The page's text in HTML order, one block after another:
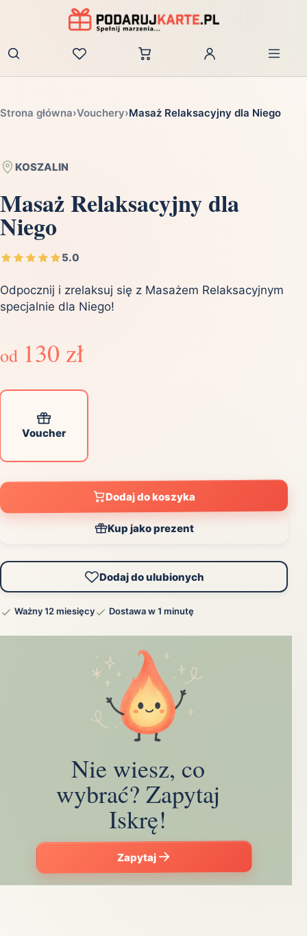
Zaloguj
Strona główna›Vouchery›Masaż Relaksacyjny dla Niego
KOSZALIN
Masaż Relaksacyjny dla
Niego
5.0
Odpocznij i zrelaksuj się z Masażem Relaksacyjnym
specjalnie dla Niego!
od 130 zł
Voucher
Dodaj do koszyka
Kup jako prezent
Dodaj do ulubionych
Ważny 12 miesięcy Dostawa w 1 minutę
Nie wiesz, co
wybrać? Zapytaj
Iskrę!
Zapytaj